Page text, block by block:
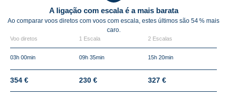
A ligação com escala é a mais barata
Ao comparar voos diretos com voos com escala, estes últimos são 54 % mais
caro.
Voo diretos 1 Escala 2 Escalas
03h 00min 09h 35min 15h 20min
354 € 230 € 327 €